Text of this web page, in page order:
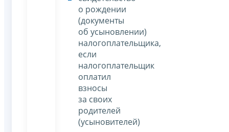
о рождении
(документы
об усыновлении)
налогоплательщика,
если
налогоплательщик
оплатил
взносы
за своих
родителей
(усыновителей)